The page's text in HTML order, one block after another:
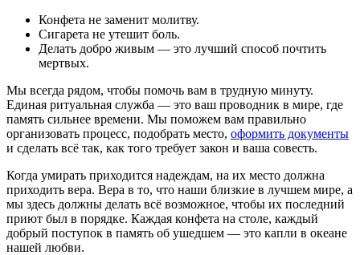
Конфета не заменит молитву.
Сигарета не утешит боль.
Делать добро живым — это лучший способ почтить
мертвых.
Мы всегда рядом, чтобы помочь вам в трудную минуту.
Единая ритуальная служба — это ваш проводник в мире, где
память сильнее времени. Мы поможем вам правильно
организовать процесс, подобрать место, оформить документы
и сделать всё так, как того требует закон и ваша совесть.
Когда умирать приходится надеждам, на их место должна
приходить вера. Вера в то, что наши близкие в лучшем мире, а
мы здесь должны делать всё возможное, чтобы их последний
приют был в порядке. Каждая конфета на столе, каждый
добрый поступок в память об ушедшем — это капли в океане
нашей любви.